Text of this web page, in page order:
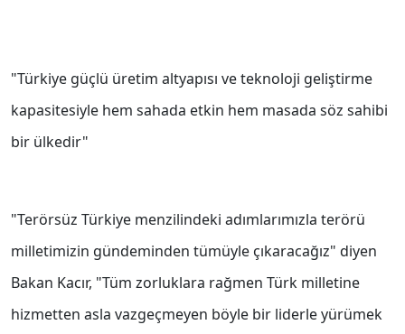
"Türkiye güçlü üretim altyapısı ve teknoloji geliştirme
kapasitesiyle hem sahada etkin hem masada söz sahibi
bir ülkedir"
"Terörsüz Türkiye menzilindeki adımlarımızla terörü
milletimizin gündeminden tümüyle çıkaracağız" diyen
Bakan Kacır, "Tüm zorluklara rağmen Türk milletine
hizmetten asla vazgeçmeyen böyle bir liderle yürümek